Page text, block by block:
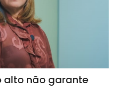
alto não garante